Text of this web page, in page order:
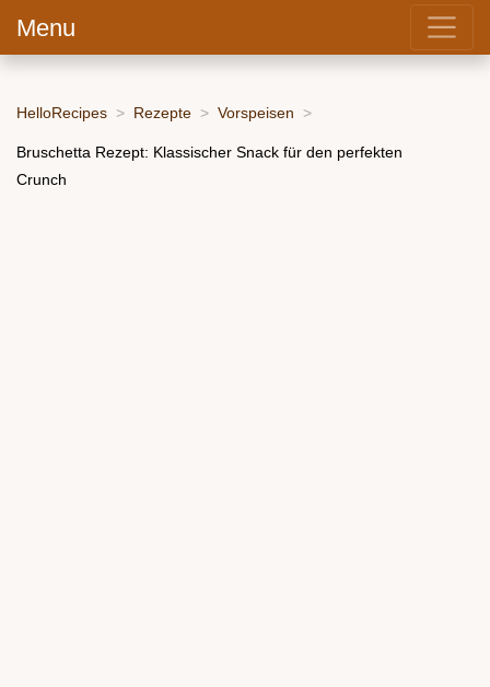
Menu
HelloRecipes Rezepte Vorspeisen
Bruschetta Rezept: Klassischer Snack für den perfekten
Crunch